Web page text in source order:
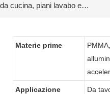
da cucina, piani lavabo e
Materie prime
Applicazione
Da